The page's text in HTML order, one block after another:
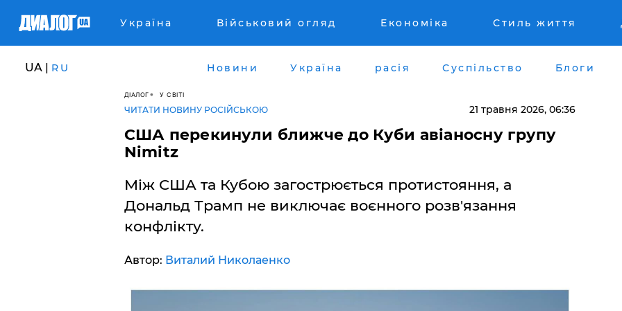
Україна Військовий огляд Економіка Стиль життя
UA | RU Новини Україна расія Суспільство Блоги
ДІАЛОГ У СВІТІ
ЧИТАТИ НОВИНУ РОСІЙСЬКОЮ 21 травня 2026, 06:36
США перекинули ближче до Куби авіаносну групу
Nimitz
Між США та Кубою загострюється протистояння, а
Дональд Трамп не виключає воєнного розв'язання
конфлікту.
Автор: Виталий Николаенко